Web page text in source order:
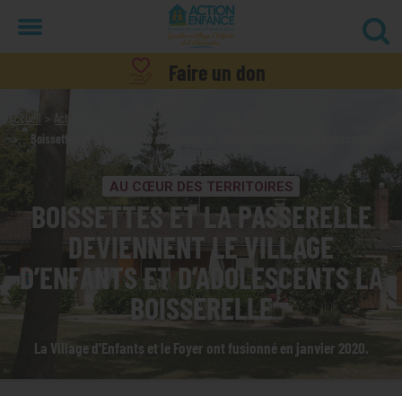
Faire un don
Accueil
Actualités
Boissettes et la Passerelle deviennent le Village d’Enfants et d’Adolescents La
Boisserelle
AU CŒUR DES TERRITOIRES
BOISSETTES ET LA PASSERELLE
DEVIENNENT LE VILLAGE
D’ENFANTS ET D’ADOLESCENTS LA
BOISSERELLE
La Village d'Enfants et le Foyer ont fusionné en janvier 2020.